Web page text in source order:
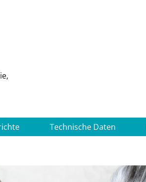
Technische Daten